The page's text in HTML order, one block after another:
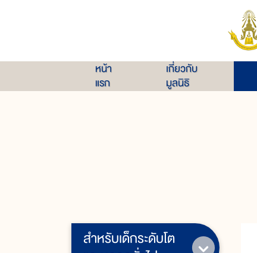
หน้า
แรก
เกี่ยวกับ
มูลนิธิ
สำหรับเด็กระดับโต